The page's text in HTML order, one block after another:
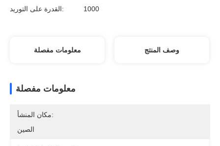
القدرة على التوريد: 1000
معلومات مفصلة وصف المنتج
معلومات مفصلة
مكان المنشأ:
الصين